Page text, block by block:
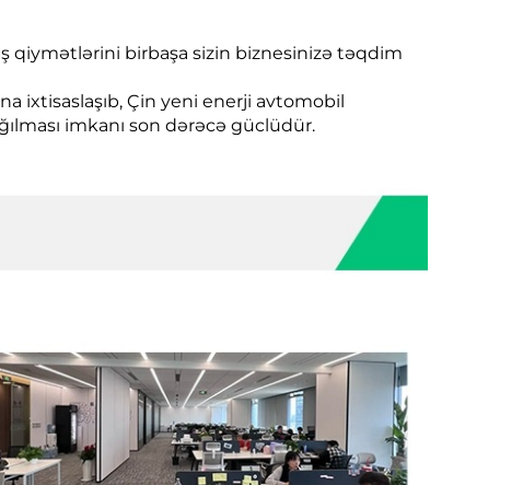
qiymətlərini birbaşa sizin biznesinizə təqdim
ixtisaslaşıb, Çin yeni enerji avtomobil
imkanı son dərəcə güclüdür.